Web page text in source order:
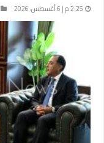
2:25 م | 6 أغسطس، 2026